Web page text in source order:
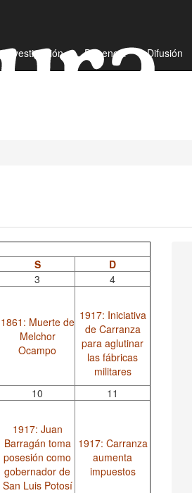
Investigación Docencia Difusión
S
D
3 4
1861: Muerte de
Melchor
Ocampo
1917: Iniciativa
de Carranza
para aglutinar
las fábricas
militares
10 11
1917: Juan
Barragán toma
posesión como
gobernador de
San Luis Potosí
1917: Carranza
aumenta
impuestos